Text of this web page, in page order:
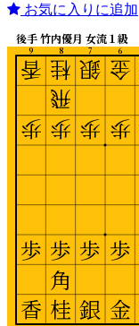
お気に入りに追加
6
7
8
9
後手 竹内優月 女流１級
金
歩
歩
金
銀
歩
歩
銀
桂
飛
歩
歩
角
桂
香
歩
歩
香